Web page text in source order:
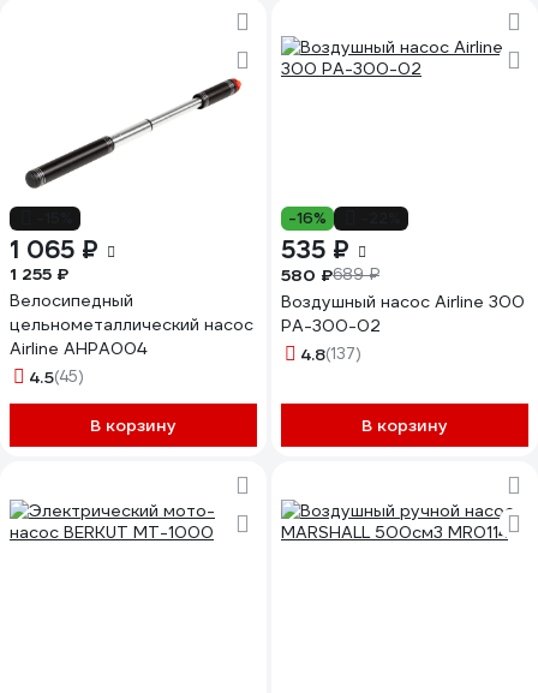
1 065 ₽
1 255 ₽
Велосипедный
цельнометаллический насос
Airline AHPA004
4.5(45)
В корзину
-16%
535 ₽
580 ₽689 ₽
Воздушный насос Airline 300
PA-300-02
4.8(137)
В корзину